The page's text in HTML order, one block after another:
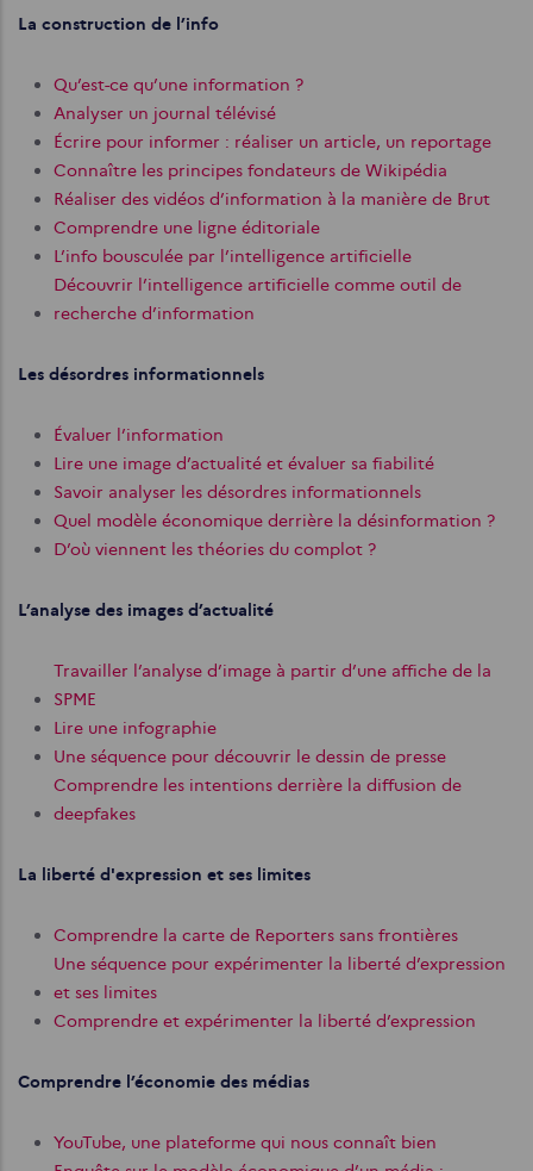
La construction de l’info
Qu’est-ce qu’une information ?
Analyser un journal télévisé
Écrire pour informer : réaliser un article, un reportage
Connaître les principes fondateurs de Wikipédia
Réaliser des vidéos d’information à la manière de Brut
Comprendre une ligne éditoriale
L’info bousculée par l’intelligence artificielle
Découvrir l’intelligence artificielle comme outil de
recherche d’information
Les désordres informationnels
Évaluer l’information
Lire une image d’actualité et évaluer sa fiabilité
Savoir analyser les désordres informationnels
Quel modèle économique derrière la désinformation ?
D’où viennent les théories du complot ?
L’analyse des images d’actualité
Travailler l’analyse d’image à partir d’une affiche de la
SPME
Lire une infographie
Une séquence pour découvrir le dessin de presse
Comprendre les intentions derrière la diffusion de
deepfakes
La liberté d'expression et ses limites
Comprendre la carte de Reporters sans frontières
Une séquence pour expérimenter la liberté d’expression
et ses limites
Comprendre et expérimenter la liberté d’expression
Comprendre l’économie des médias
YouTube, une plateforme qui nous connaît bien